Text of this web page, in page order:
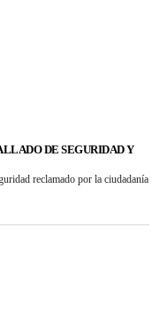
DE SEGURIDAD Y
reclamado por la ciudadanía